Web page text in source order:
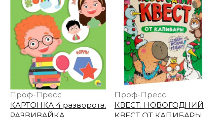
Проф-Пресс
КАРТОНКА 4 разворота.
Проф-Пресс
КВЕСТ. НОВОГОДНИЙ